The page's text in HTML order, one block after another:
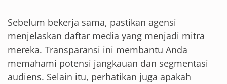
Sebelum bekerja sama, pastikan agensi
menjelaskan daftar media yang menjadi mitra
mereka. Transparansi ini membantu Anda
memahami potensi jangkauan dan segmentasi
audiens. Selain itu, perhatikan juga apakah